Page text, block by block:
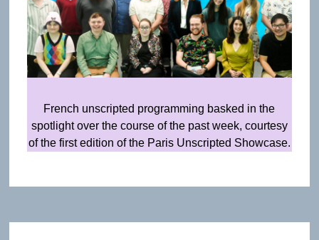
French unscripted programming basked in the
spotlight over the course of the past week, courtesy
of the first edition of the Paris Unscripted Showcase.